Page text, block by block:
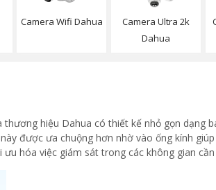
Camera Wifi Dahua
Camera Ultra 2k
Dahua
thương hiệu Dahua có thiết kế nhỏ gọn dạng
được ưa chuộng hơn nhờ vào ống kính
ưu hóa việc giám sát trong các không gian